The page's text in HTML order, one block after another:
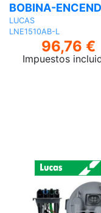
BOBINA-
LUCAS
LNE1510AB-L
96,76 €
Impuestos